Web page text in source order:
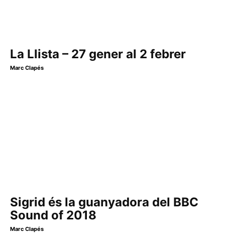
La Llista – 27 gener al 2 febrer
Marc Clapés
Sigrid és la guanyadora del BBC
Sound of 2018
Marc Clapés